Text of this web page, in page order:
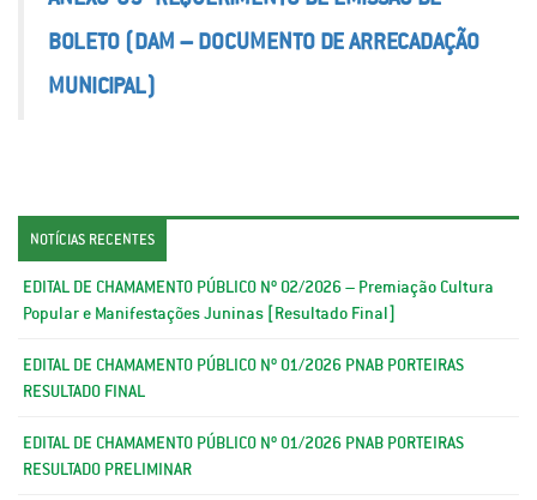
BOLETO (DAM – DOCUMENTO DE ARRECADAÇÃO
MUNICIPAL)
NOTÍCIAS RECENTES
EDITAL DE CHAMAMENTO PÚBLICO Nº 02/2026 – Premiação Cultura
Popular e Manifestações Juninas [Resultado Final]
EDITAL DE CHAMAMENTO PÚBLICO Nº 01/2026 PNAB PORTEIRAS
RESULTADO FINAL
EDITAL DE CHAMAMENTO PÚBLICO Nº 01/2026 PNAB PORTEIRAS
RESULTADO PRELIMINAR